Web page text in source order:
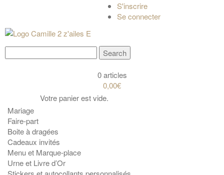
S'inscrire
Se connecter
0 articles
0,00€
Votre panier est vide.
Mariage
Faire-part
Boite à dragées
Cadeaux invités
Menu et Marque-place
Urne et Livre d’Or